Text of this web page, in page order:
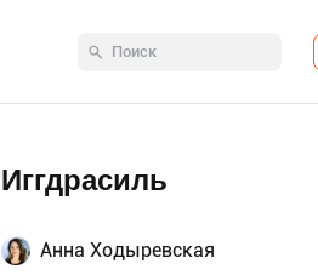
Иггдрасиль
Анна Ходыревская